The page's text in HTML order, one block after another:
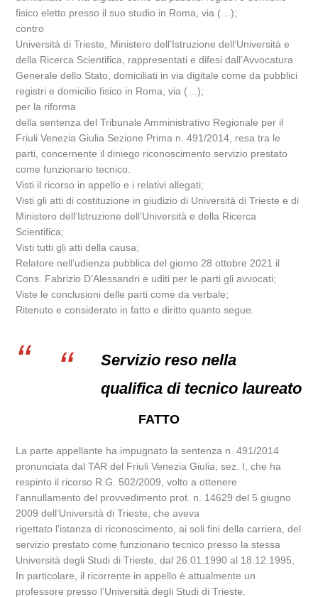
fisico eletto presso il suo studio in Roma, via (…);
contro
Università di Trieste, Ministero dell’Istruzione dell’Università e
della Ricerca Scientifica, rappresentati e difesi dall’Avvocatura
Generale dello Stato, domiciliati in via digitale come da pubblici
registri e domicilio fisico in Roma, via (…);
per la riforma
della sentenza del Tribunale Amministrativo Regionale per il
Friuli Venezia Giulia Sezione Prima n. 491/2014, resa tra le
parti, concernente il diniego riconoscimento servizio prestato
come funzionario tecnico.
Visti il ricorso in appello e i relativi allegati;
Visti gli atti di costituzione in giudizio di Università di Trieste e di
Ministero dell’Istruzione dell’Università e della Ricerca
Scientifica;
Visti tutti gli atti della causa;
Relatore nell’udienza pubblica del giorno 28 ottobre 2021 il
Cons. Fabrizio D’Alessandri e uditi per le parti gli avvocati;
Viste le conclusioni delle parti come da verbale;
Ritenuto e considerato in fatto e diritto quanto segue.
Servizio reso nella
qualifica di tecnico laureato
FATTO
La parte appellante ha impugnato la sentenza n. 491/2014
pronunciata dal TAR del Friuli Venezia Giulia, sez. I, che ha
respinto il ricorso R.G. 502/2009, volto a ottenere
l’annullamento del provvedimento prot. n. 14629 del 5 giugno
2009 dell’Università di Trieste, che aveva
rigettato l’istanza di riconoscimento, ai soli fini della carriera, del
servizio prestato come funzionario tecnico presso la stessa
Università degli Studi di Trieste, dal 26.01.1990 al 18.12.1995,
In particolare, il ricorrente in appello è attualmente un
professore presso l’Università degli Studi di Trieste.